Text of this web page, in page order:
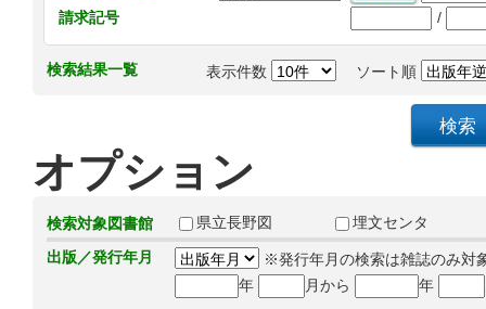
請求記号
/
検索結果一覧 表示件数 ソート順
オプション
検索対象図書館 県立長野図
埋文センタ
出版／発行年月
※発行年月の検索は雑誌のみ対
年
月から 年